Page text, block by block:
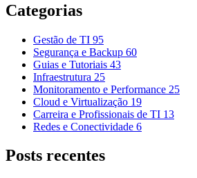
Categorias
Gestão de TI 95
Segurança e Backup 60
Guias e Tutoriais 43
Infraestrutura 25
Monitoramento e Performance 25
Cloud e Virtualização 19
Carreira e Profissionais de TI 13
Redes e Conectividade 6
Posts recentes